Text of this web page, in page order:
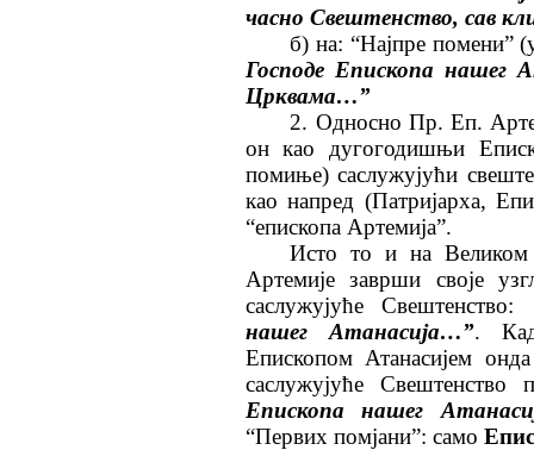
часно Свештенство, сав
б) на: “Најпре помени”
Господе Епископа нашег
Црквама…”
2. Односно Пр. Еп.
он као дугогодишњи
помиње) саслужујући
као напред (Патријарха,
“епископа Артемија”.
Исто то и на
Артемије заврши своје
саслужујуће Свештенство:
нашег Атанасија…”.
Епископом Атанасијем
саслужујуће Свештенство
Епископа нашег
“Первих помјани”: само